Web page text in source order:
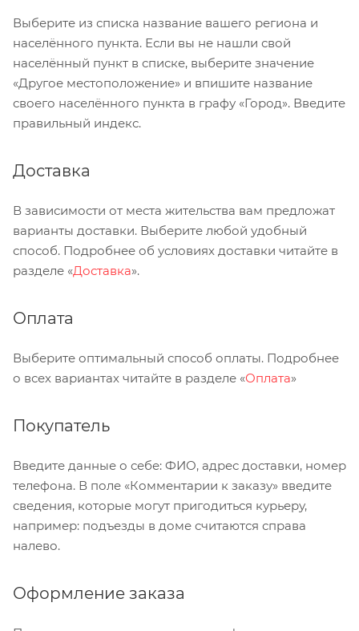
Выберите из списка название вашего региона и
населённого пункта. Если вы не нашли свой
населённый пункт в списке, выберите значение
«Другое местоположение» и впишите название
своего населённого пункта в графу «Город». Введите
правильный индекс.
Доставка
В зависимости от места жительства вам предложат
варианты доставки. Выберите любой удобный
способ. Подробнее об условиях доставки читайте в
разделе «Доставка».
Оплата
Выберите оптимальный способ оплаты. Подробнее
о всех вариантах читайте в разделе «Оплата»
Покупатель
Введите данные о себе: ФИО, адрес доставки, номер
телефона. В поле «Комментарии к заказу» введите
сведения, которые могут пригодиться курьеру,
например: подъезды в доме считаются справа
налево.
Оформление заказа